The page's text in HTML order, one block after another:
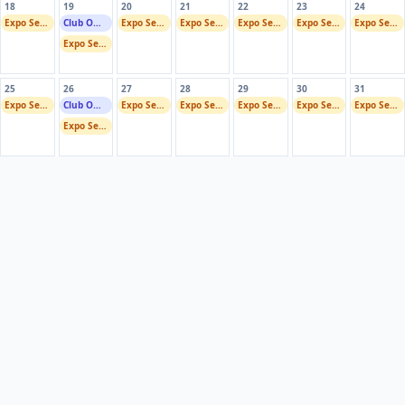
18
Expo Servior Wassertraap
19
Club Owend
Expo Servior Wassertraap
20
Expo Servior Wassertraap
21
Expo Servior Wassertraap
22
Expo Servior Wassertraap
23
Expo Servior Wassertraap
24
Expo Servior Wassertraap
25
Expo Servior Wassertraap
26
Club Owend
Expo Servior Wassertraap
27
Expo Servior Wassertraap
28
Expo Servior Wassertraap
29
Expo Servior Wassertraap
30
Expo Servior Wassertraap
31
Expo Servior Wassertraap